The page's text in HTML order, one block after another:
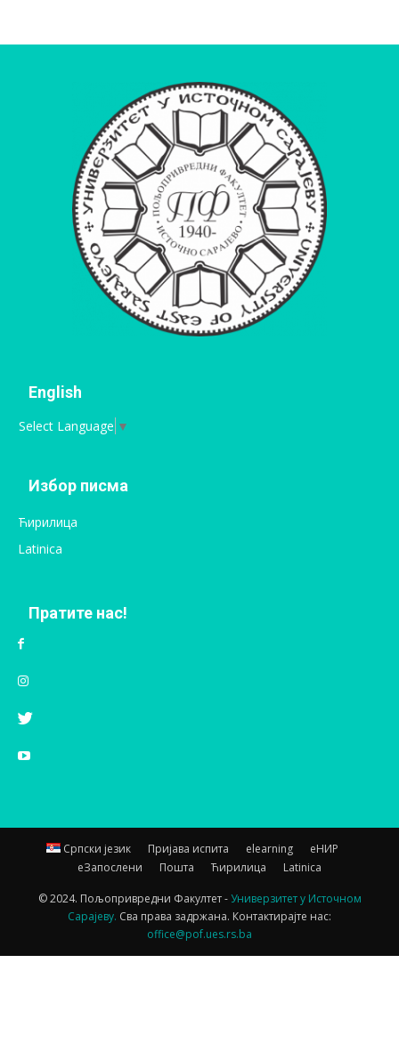
English
Select Language ▼
Избор писма
Ћирилица
Latinica
Пратите нас!
Српски језик Пријава испита elearning
еНИР
еЗапослени
Пошта Ћирилица Latinica
© 2024. Пољопривредни Факултет -Универзитет у Источном
Сарајеву. Сва права задржана. Контактирајте нас:
office@pof.ues.rs.ba